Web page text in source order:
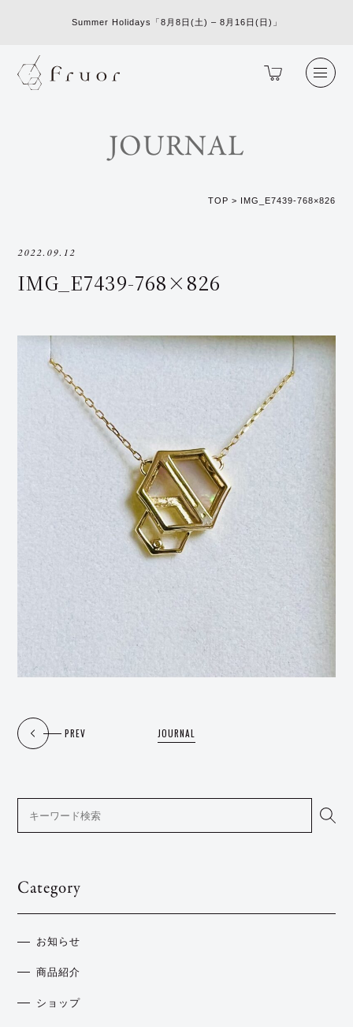
Summer Holidays「8月8日(土) – 8月16日(日)」
JOURNAL
TOP > IMG_E7439-768×826
2022.09.12
IMG_E7439-768×826
PREV JOURNAL
Category
お知らせ
商品紹介
ショップ